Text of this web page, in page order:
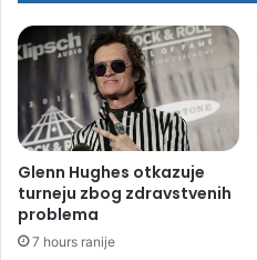
Glenn Hughes otkazuje
turneju zbog zdravstvenih
problema
7 hours ranije